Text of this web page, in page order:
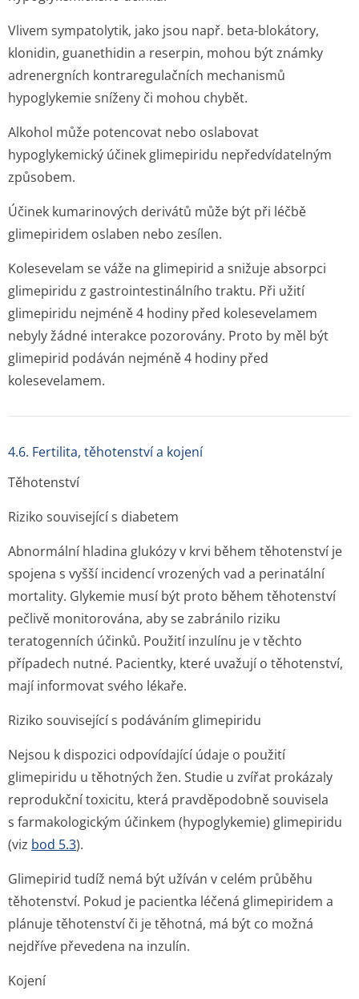
Vlivem sympatolytik, jako jsou např. beta-blokátory,
klonidin, guanethidin a reserpin, mohou být známky
adrenergních kontraregulačních mechanismů
hypoglykemie sníženy či mohou chybět.
Alkohol může potencovat nebo oslabovat
hypoglykemický účinek glimepiridu nepředvídatelným
způsobem.
Účinek kumarinových derivátů může být při léčbě
glimepiridem oslaben nebo zesílen.
Kolesevelam se váže na glimepirid a snižuje absorpci
glimepiridu z gastrointes­tinálního traktu. Při užití
glimepiridu nejméně 4 hodiny před kolesevelamem
nebyly žádné interakce pozorovány. Proto by měl být
glimepirid podáván nejméně 4 hodiny před
kolesevelamem.
4.6. Fertilita, těhotenství a kojení
Těhotenství
Riziko související s diabetem
Abnormální hladina glukózy v krvi během těhotenství je
spojena s vyšší incidencí vrozených vad a perinatální
mortality. Glykemie musí být proto během těhotenství
pečlivě monitorována, aby se zabránilo riziku
teratogenních účinků. Použití inzulínu je v těchto
případech nutné. Pacientky, které uvažují o těhotenství,
mají informovat svého lékaře.
Riziko související s podáváním glimepiridu
Nejsou k dispozici odpovídající údaje o použití
glimepiridu u těhotných žen. Studie u zvířat prokázaly
reprodukční toxicitu, která pravděpodobně souvisela
s farmakologickým účinkem (hypoglykemie) glimepiridu
(viz bod 5.3).
Glimepirid tudíž nemá být užíván v celém průběhu
těhotenství. Pokud je pacientka léčená glimepiridem a
plánuje těhotenství či je těhotná, má být co možná
nejdříve převedena na inzulín.
Kojení